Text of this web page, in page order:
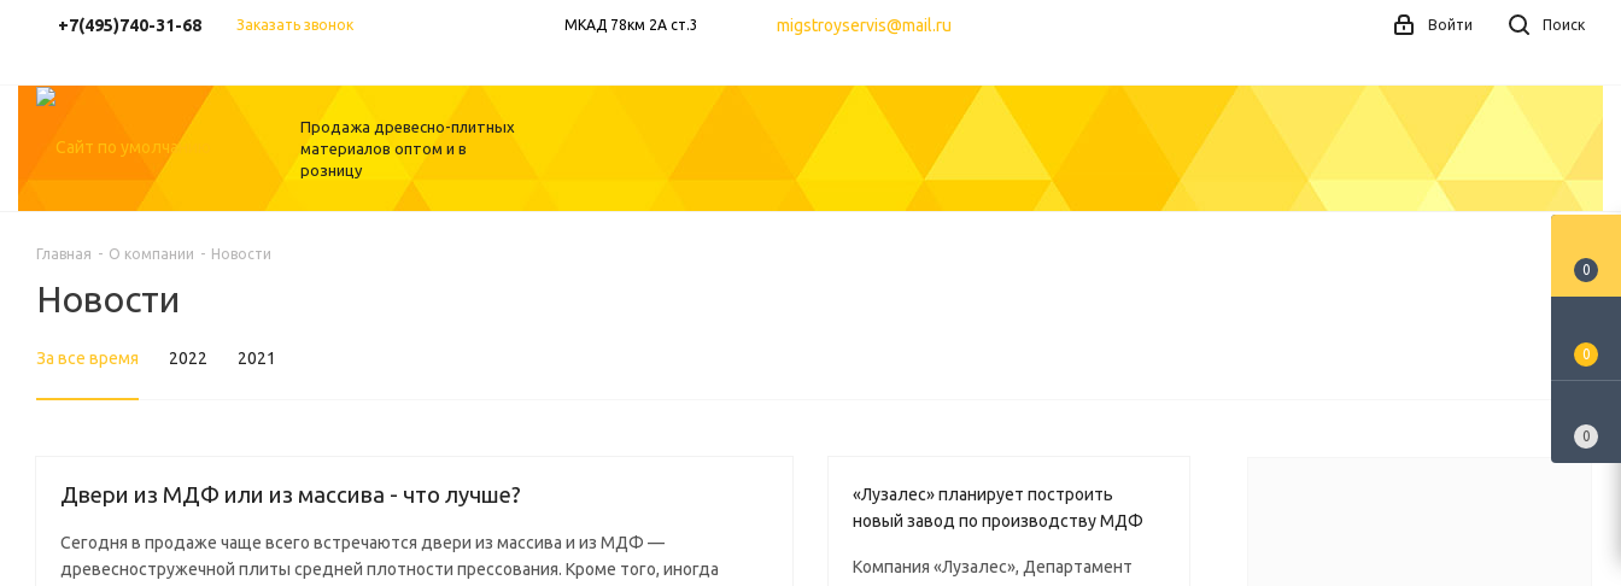
+7(495)740-31-68 Заказать звонок МКАД 78км 2А ст.3 migstroyservis@mail.ru Поиск
Войти
Продажа древесно-плитных
материалов оптом и в
розницу
Главная - О компании - Новости
Новости
За все время 2022 2021
Двери из МДФ или из массива - что лучше?
Сегодня в продаже чаще всего встречаются двери из массива и из МДФ —
древесностружечной плиты средней плотности прессования. Кроме того, иногда
«Лузалес» планирует построить
новый завод по производству МДФ
Компания «Лузалес», Департамент
0
0
0